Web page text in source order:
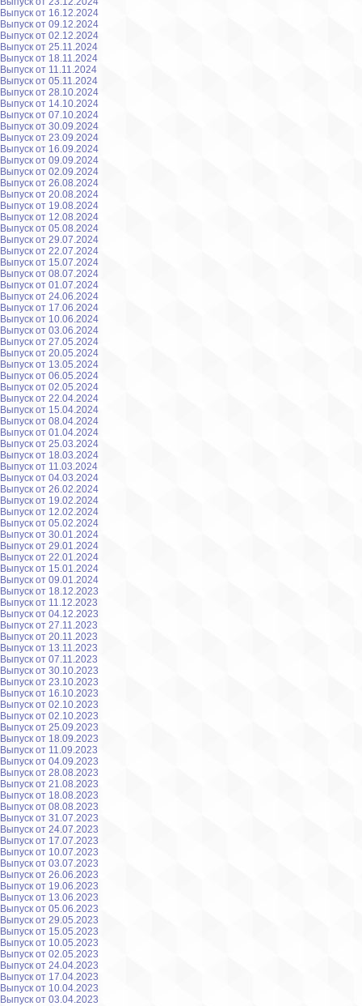
Выпуск от 16.12.2024
Выпуск от 09.12.2024
Выпуск от 02.12.2024
Выпуск от 25.11.2024
Выпуск от 18.11.2024
Выпуск от 11.11.2024
Выпуск от 05.11.2024
Выпуск от 28.10.2024
Выпуск от 14.10.2024
Выпуск от 07.10.2024
Выпуск от 30.09.2024
Выпуск от 23.09.2024
Выпуск от 16.09.2024
Выпуск от 09.09.2024
Выпуск от 02.09.2024
Выпуск от 26.08.2024
Выпуск от 20.08.2024
Выпуск от 19.08.2024
Выпуск от 12.08.2024
Выпуск от 05.08.2024
Выпуск от 29.07.2024
Выпуск от 22.07.2024
Выпуск от 15.07.2024
Выпуск от 08.07.2024
Выпуск от 01.07.2024
Выпуск от 24.06.2024
Выпуск от 17.06.2024
Выпуск от 10.06.2024
Выпуск от 03.06.2024
Выпуск от 27.05.2024
Выпуск от 20.05.2024
Выпуск от 13.05.2024
Выпуск от 06.05.2024
Выпуск от 02.05.2024
Выпуск от 22.04.2024
Выпуск от 15.04.2024
Выпуск от 08.04.2024
Выпуск от 01.04.2024
Выпуск от 25.03.2024
Выпуск от 18.03.2024
Выпуск от 11.03.2024
Выпуск от 04.03.2024
Выпуск от 26.02.2024
Выпуск от 19.02.2024
Выпуск от 12.02.2024
Выпуск от 05.02.2024
Выпуск от 30.01.2024
Выпуск от 29.01.2024
Выпуск от 22.01.2024
Выпуск от 15.01.2024
Выпуск от 09.01.2024
Выпуск от 18.12.2023
Выпуск от 11.12.2023
Выпуск от 04.12.2023
Выпуск от 27.11.2023
Выпуск от 20.11.2023
Выпуск от 13.11.2023
Выпуск от 07.11.2023
Выпуск от 30.10.2023
Выпуск от 23.10.2023
Выпуск от 16.10.2023
Выпуск от 02.10.2023
Выпуск от 02.10.2023
Выпуск от 25.09.2023
Выпуск от 18.09.2023
Выпуск от 11.09.2023
Выпуск от 04.09.2023
Выпуск от 28.08.2023
Выпуск от 21.08.2023
Выпуск от 18.08.2023
Выпуск от 08.08.2023
Выпуск от 31.07.2023
Выпуск от 24.07.2023
Выпуск от 17.07.2023
Выпуск от 10.07.2023
Выпуск от 03.07.2023
Выпуск от 26.06.2023
Выпуск от 19.06.2023
Выпуск от 13.06.2023
Выпуск от 05.06.2023
Выпуск от 29.05.2023
Выпуск от 15.05.2023
Выпуск от 10.05.2023
Выпуск от 02.05.2023
Выпуск от 24.04.2023
Выпуск от 17.04.2023
Выпуск от 10.04.2023
Выпуск от 03.04.2023